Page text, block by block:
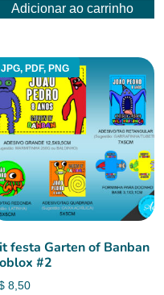
Adicionar ao carrinho
JPG, PDF, PNG
festa Garten of Banban
#2
8,50